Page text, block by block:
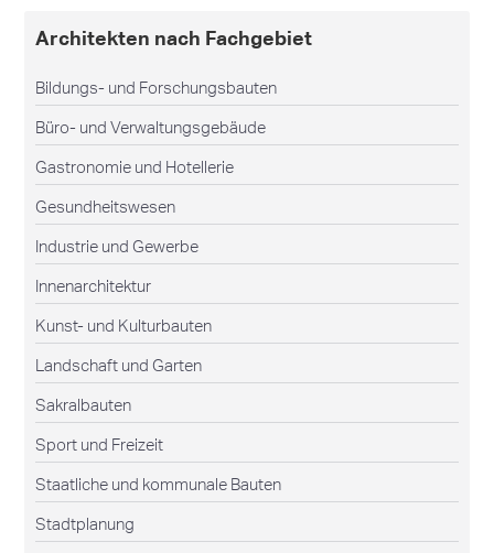
Architekten nach Fachgebiet
Bildungs- und Forschungsbauten
Büro- und Verwaltungsgebäude
Gastronomie und Hotellerie
Gesundheitswesen
Industrie und Gewerbe
Innenarchitektur
Kunst- und Kulturbauten
Landschaft und Garten
Sakralbauten
Sport und Freizeit
Staatliche und kommunale Bauten
Stadtplanung